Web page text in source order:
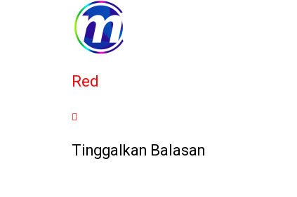
Red
Tinggalkan Balasan